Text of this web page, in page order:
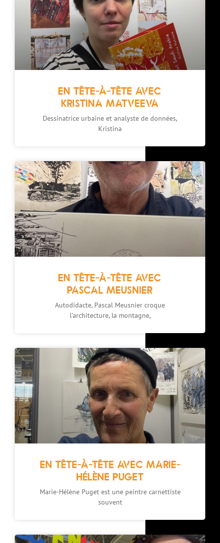
EN TÊTE-À-TÊTE AVEC
KRISTINA MATVEEVA
Dessinatrice urbaine et analyste de données,
Kristina
EN TÊTE-À-TÊTE AVEC
PASCAL MEUSNIER
Autodidacte, Pascal Meusnier croque
l’architecture, la montagne,
EN TÊTE-À-TÊTE AVEC MARIE-
HÉLÈNE PUGET
Marie-Hélène Puget est une peintre carnettiste
souvent